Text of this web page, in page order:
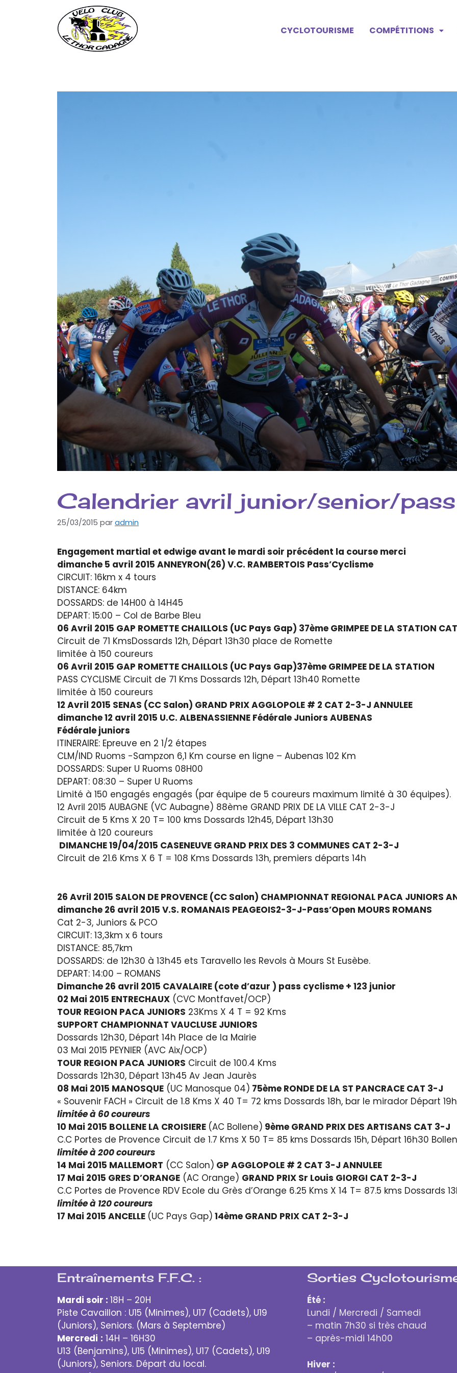
CYCLOTOURISME COMPÉTITIONS
Calendrier avril junior/senior/
25/03/2015 par admin
Engagement martial et edwige avant le mardi soir précédent la course merci
dimanche 5 avril 2015 ANNEYRON(26) V.C. RAMBERTOIS Pass’Cyclisme
CIRCUIT: 16km x 4 tours
DISTANCE: 64km
DOSSARDS: de 14H00 à 14H45
DEPART: 15:00 – Col de Barbe Bleu
06 Avril 2015 GAP ROMETTE CHAILLOLS (UC Pays Gap) 37ème GRIMPEE DE LA STATION
Circuit de 71 KmsDossards 12h, Départ 13h30 place de Romette
limitée à 150 coureurs
06 Avril 2015 GAP ROMETTE CHAILLOLS (UC Pays Gap)37ème GRIMPEE DE LA STATION
PASS CYCLISME Circuit de 71 Kms Dossards 12h, Départ 13h40 Romette
limitée à 150 coureurs
12 Avril 2015 SENAS (CC Salon) GRAND PRIX AGGLOPOLE # 2 CAT 2-3-J ANNULEE
dimanche 12 avril 2015 U.C. ALBENASSIENNE Fédérale Juniors AUBENAS
Fédérale juniors
ITINERAIRE: Epreuve en 2 1/2 étapes
CLM/IND Ruoms -Sampzon 6,1 Km course en ligne – Aubenas 102 Km
DOSSARDS: Super U Ruoms 08H00
DEPART: 08:30 – Super U Ruoms
Limité à 150 engagés engagés (par équipe de 5 coureurs maximum limité à 30 équipes).
12 Avril 2015 AUBAGNE (VC Aubagne) 88ème GRAND PRIX DE LA VILLE CAT 2-3-J
Circuit de 5 Kms X 20 T= 100 kms Dossards 12h45, Départ 13h30
limitée à 120 coureurs
DIMANCHE 19/04/2015 CASENEUVE GRAND PRIX DES 3 COMMUNES CAT 2-3-J
Circuit de 21.6 Kms X 6 T = 108 Kms Dossards 13h, premiers départs 14h
26 Avril 2015 SALON DE PROVENCE (CC Salon) CHAMPIONNAT REGIONAL PACA JUNIORS
dimanche 26 avril 2015 V.S. ROMANAIS PEAGEOIS2-3-J-Pass’Open MOURS ROMANS
Cat 2-3, Juniors & PCO
CIRCUIT: 13,3km x 6 tours
DISTANCE: 85,7km
DOSSARDS: de 12h30 à 13h45 ets Taravello les Revols à Mours St Eusèbe.
DEPART: 14:00 – ROMANS
Dimanche 26 avril 2015 CAVALAIRE (cote d’azur ) pass cyclisme + 123 junior
02 Mai 2015 ENTRECHAUX (CVC Montfavet/OCP)
TOUR REGION PACA JUNIORS 23Kms X 4 T = 92 Kms
SUPPORT CHAMPIONNAT VAUCLUSE JUNIORS
Dossards 12h30, Départ 14h Place de la Mairie
03 Mai 2015 PEYNIER (AVC Aix/OCP)
TOUR REGION PACA JUNIORS Circuit de 100.4 Kms
Dossards 12h30, Départ 13h45 Av Jean Jaurès
08 Mai 2015 MANOSQUE (UC Manosque 04) 75ème RONDE DE LA ST PANCRACE CAT 3-J
« Souvenir FACH » Circuit de 1.8 Kms X 40 T= 72 kms Dossards 18h, bar le mirador Départ
limitée à 60 coureurs
10 Mai 2015 BOLLENE LA CROISIERE (AC Bollene) 9ème GRAND PRIX DES ARTISANS CAT 3-J
C.C Portes de Provence Circuit de 1.7 Kms X 50 T= 85 kms Dossards 15h, Départ 16h30
limitée à 200 coureurs
14 Mai 2015 MALLEMORT (CC Salon) GP AGGLOPOLE # 2 CAT 3-J ANNULEE
17 Mai 2015 GRES D’ORANGE (AC Orange) GRAND PRIX Sr Louis GIORGI CAT 2-3-J
C.C Portes de Provence RDV Ecole du Grès d’Orange 6.25 Kms X 14 T= 87.5 kms Dossards
limitée à 120 coureurs
17 Mai 2015 ANCELLE (UC Pays Gap) 14ème GRAND PRIX CAT 2-3-J
Entraînements F.F.C. :
Mardi soir : 18H – 20H
Piste Cavaillon : U15 (Minimes), U17 (Cadets), U19
(Juniors), Seniors. (Mars à Septembre)
Mercredi : 14H – 16H30
U13 (Benjamins), U15 (Minimes), U17 (Cadets), U19
(Juniors), Seniors. Départ du local.
Sorties
Été :
Lundi / Mercredi / Samedi
– matin 7h30 si très chaud
– après-midi 14h00
Hiver :